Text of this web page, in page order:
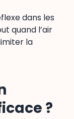
dans les
quand l’air
la
?